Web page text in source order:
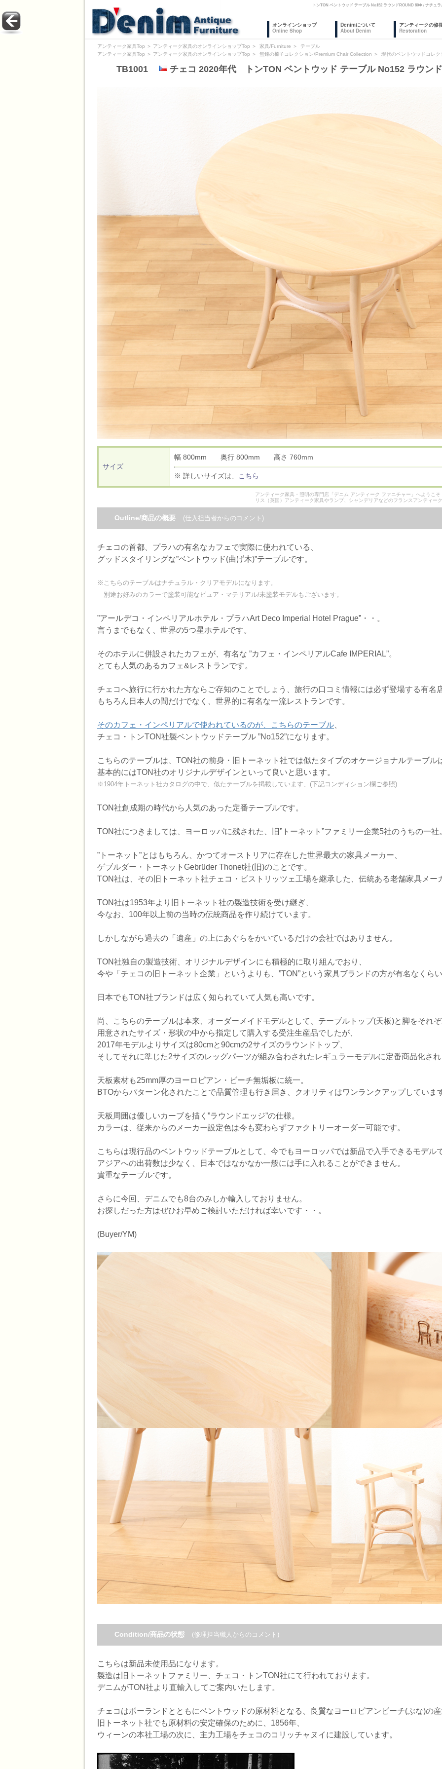
トンTON ベントウッド テーブル No152 ラウンドROUND 80Φ / ナチ
オンラインショップ
Online Shop
Denimについて
About Denim
アンティークの修
Restoration
アンティーク家具Top ＞ アンティーク家具のオンラインショップTop ＞ 家具/Furniture ＞
テーブル
アンティーク家具Top ＞ アンティーク家具のオンラインショップTop ＞ 無銘の椅子コレクション/Premium Chair Collection ＞ 現代のベントウッドコレク
TB1001 チェコ 2020年代 トンTON ベントウッド テーブル No152 ラウン
サイズ
幅 800mm 奥行 800mm 高さ 760mm
※ 詳しいサイズは、 こちら
アンティーク家具・照明の専門店「デニム アンティーク ファニチャー」へようこ
リス（英国）アンティーク家具やランプ、シャンデリアなどのフランスアンティー
Outline/商品の概要 (仕入担当者からのコメント)
チェコの首都、プラハの有名なカフェで実際に使われている、
グッドスタイリングな”ベントウッド(曲げ木)”テーブルです。
※こちらのテーブルはナチュラル・クリアモデルになります。
別途お好みのカラーで塗装可能なピュア・マテリアル/未塗装モデルもございます。
”アールデコ・インペリアルホテル・プラハArt Deco Imperial Hotel Prague”・・。
言うまでもなく、世界の5つ星ホテルです。
そのホテルに併設されたカフェが、有名な ”カフェ・インペリアルCafe IMPERIAL”。
とても人気のあるカフェ&レストランです。
チェコへ旅行に行かれた方ならご存知のことでしょう、旅行の口コミ情報には必ず登場する有名
もちろん日本人の間だけでなく、世界的に有名な一流レストランです。
そのカフェ・インペリアルで使われているのが、こちらのテーブル
チェコ・トンTON社製ベントウッドテーブル ”No152”になります。
こちらのテーブルは、TON社の前身・旧トーネット社では似たタイプのオケージョナルテーブル
基本的にはTON社のオリジナルデザインといって良いと思います。
※1904年トーネット社カタログの中で、似たテーブルを掲載しています、(下記コンディション欄ご参照)
TON社創成期の時代から人気のあった定番テーブルです。
TON社につきましては、ヨーロッパに残された、旧”トーネット”ファミリー企業5社のうちの一社
”トーネット”とはもちろん、かつてオーストリアに存在した世界最大の家具メーカー、
ゲブルダー・トーネットGebrüder Thonet社(旧)のことです。
TON社は、その旧トーネット社チェコ・ビストリッツェ工場を継承した、伝統ある老舗家具メー
TON社は1953年より旧トーネット社の製造技術を受け継ぎ、
今なお、100年以上前の当時の伝統商品を作り続けています。
しかしながら過去の「遺産」の上にあぐらをかいているだけの会社ではありません。
TON社独自の製造技術、オリジナルデザインにも積極的に取り組んでおり、
今や「チェコの旧トーネット企業」というよりも、”TON”という家具ブランドの方が有名なくら
日本でもTON社ブランドは広く知られていて人気も高いです。
尚、こちらのテーブルは本来、オーダーメイドモデルとして、テーブルトップ(天板)と脚をそれ
用意されたサイズ・形状の中から指定して購入する受注生産品でしたが、
2017年モデルよりサイズは80cmと90cmの2サイズのラウンドトップ、
そしてそれに準じた2サイズのレッグパーツが組み合わされたレギュラーモデルに定番商品化さ
天板素材も25mm厚のヨーロピアン・ビーチ無垢板に統一。
BTOからパターン化されたことで品質管理も行き届き、クオリティはワンランクアップしていま
天板周囲は優しいカーブを描く”ラウンドエッジ”の仕様。
カラーは、従来からのメーカー設定色は今も変わらずファクトリーオーダー可能です。
こちらは現行品のベントウッドテーブルとして、今でもヨーロッパでは新品で入手できるモデル
アジアへの出荷数は少なく、日本ではなかなか一般には手に入れることができません。
貴重なテーブルです。
さらに今回、デニムでも8台のみしか輸入しておりません。
お探しだった方はぜひお早めご検討いただければ幸いです・・。
(Buyer/YM)
Condition/商品の状態 (修理担当職人からのコメント)
こちらは新品未使用品になります。
製造は旧トーネットファミリー、チェコ・トンTON社にて行われております。
デニムがTON社より直輸入してご案内いたします。
チェコはポーランドとともにベントウッドの原材料となる、良質なヨーロピアンビーチ(ぶな)の
旧トーネット社でも原材料の安定確保のために、1856年、
ウィーンの本社工場の次に、主力工場をチェコのコリッチャヌイに建設しています。